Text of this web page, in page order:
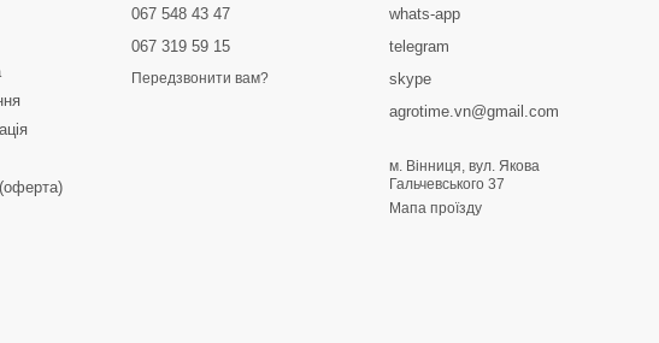
067 548 43 47
067 319 59 15
Передзвонити вам?
whats-app
telegram
skype
agrotime.vn@gmail.com
м. Вінниця, вул. Якова
Гальчевського 37
Мапа проїзду